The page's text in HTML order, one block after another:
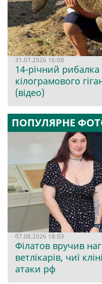
31.07.2026 16:00
14-річний рибалка
кілограмового
(відео)
ПОПУЛЯРНЕ
07.08.2026 18:03
Філатов вручив
ветлікарів, чиї
атаки рф